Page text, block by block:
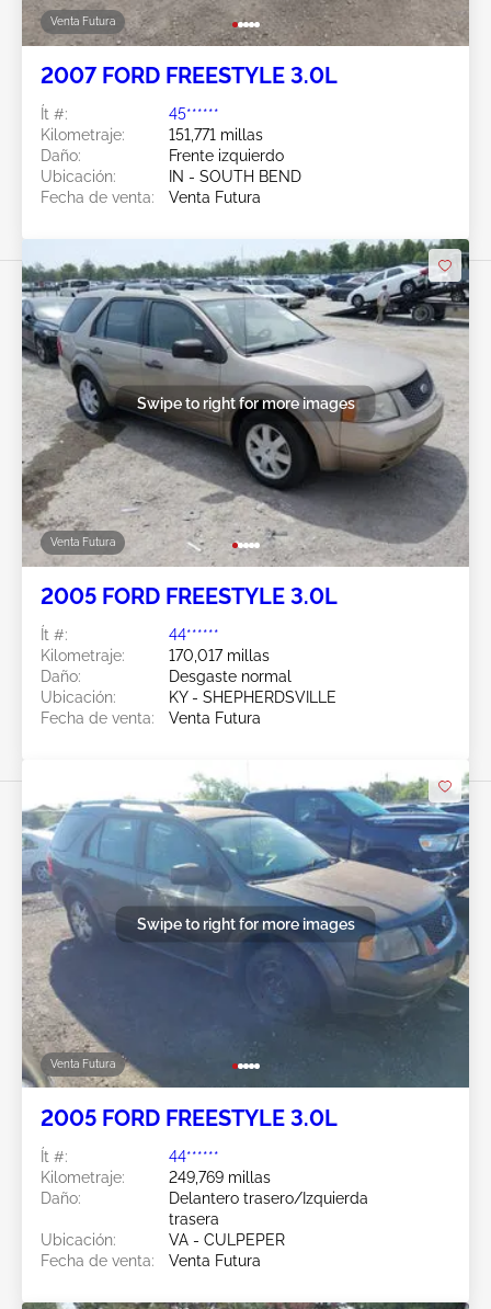
Venta Futura
2007 FORD FREESTYLE 3.0L
Ít #:
45******
Kilometraje:
151,771 millas
Daño:
Frente izquierdo
Ubicación:
IN - SOUTH BEND
Fecha de venta:
Venta Futura
Venta Futura
Swipe to right for more images
2005 FORD FREESTYLE 3.0L
Ít #:
44******
Kilometraje:
170,017 millas
Daño:
Desgaste normal
Ubicación:
KY - SHEPHERDSVILLE
Fecha de venta:
Venta Futura
Venta Futura
Swipe to right for more images
2005 FORD FREESTYLE 3.0L
Ít #:
44******
Kilometraje:
249,769 millas
Daño:
Delantero trasero/Izquierda
trasera
Ubicación:
VA - CULPEPER
Fecha de venta:
Venta Futura